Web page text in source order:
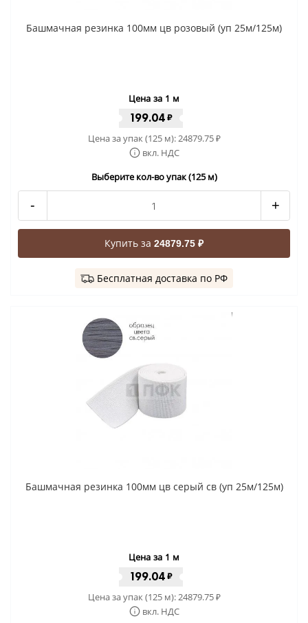
Башмачная резинка 100мм цв розовый (уп 25м/125м)
Цена за 1 м
199.04 ₽
Цена за упак (125 м):24879.75₽
вкл. НДС
Выберите кол-во упак (125 м)
- +
Купить за 24879.75 ₽
Бесплатная доставка по РФ
Башмачная резинка 100мм цв серый св (уп 25м/125м)
Цена за 1 м
199.04 ₽
Цена за упак (125 м):24879.75₽
вкл. НДС